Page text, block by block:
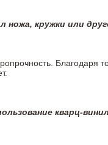
ножа, кружки или
Благодаря
кварц-